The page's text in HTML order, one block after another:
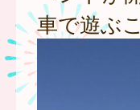
車で遊ぶ